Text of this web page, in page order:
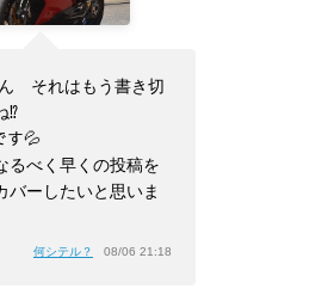
ん それはもう書き切
⁉
す💦
るべく早くの投稿を
バーしたいと思いま
何シテル？ 08/06 21:18